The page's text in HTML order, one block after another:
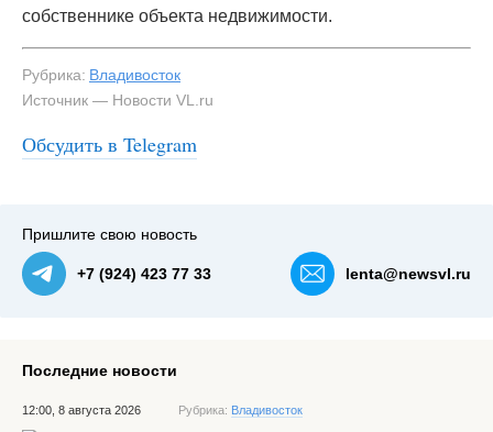
собственнике объекта недвижимости.
Рубрика: Владивосток
Источник — Новости VL.ru
Обсудить в Telegram
Пришлите свою новость
+7 (924) 423 77 33 lenta@newsvl.ru
Последние новости
12:00, 8 августа 2026 Рубрика: Владивосток